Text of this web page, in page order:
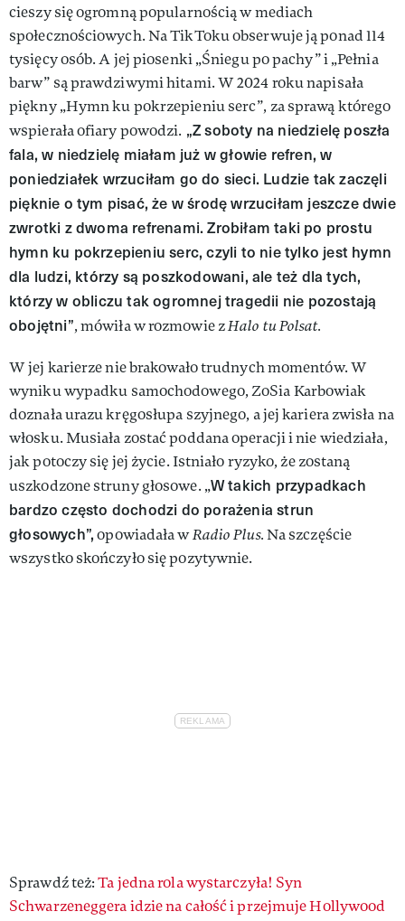
cieszy się ogromną popularnością w mediach
społecznościowych. Na TikToku obserwuje ją ponad 114
tysięcy osób. A jej piosenki „Śniegu po pachy” i „Pełnia
barw” są prawdziwymi hitami. W 2024 roku napisała
piękny „Hymn ku pokrzepieniu serc”, za sprawą którego
wspierała ofiary powodzi. „Z soboty na niedzielę poszła
fala, w niedzielę miałam już w głowie refren, w
poniedziałek wrzuciłam go do sieci. Ludzie tak zaczęli
pięknie o tym pisać, że w środę wrzuciłam jeszcze dwie
zwrotki z dwoma refrenami. Zrobiłam taki po prostu
hymn ku pokrzepieniu serc, czyli to nie tylko jest hymn
dla ludzi, którzy są poszkodowani, ale też dla tych,
którzy w obliczu tak ogromnej tragedii nie pozostają
obojętni”, mówiła w rozmowie zHalo tu Polsat.
W jej karierze nie brakowało trudnych momentów. W
wyniku wypadku samochodowego, ZoSia Karbowiak
doznała urazu kręgosłupa szyjnego, a jej kariera zwisła na
włosku. Musiała zostać poddana operacji i nie wiedziała,
jak potoczy się jej życie. Istniało ryzyko, że zostaną
uszkodzone struny głosowe. „W takich przypadkach
bardzo często dochodzi do porażenia strun
głosowych”,opowiadała wRadio Plus.Na szczęście
wszystko skończyło się pozytywnie.
Sprawdź też:Ta jedna rola wystarczyła! Syn
Schwarzeneggera idzie na całość i przejmuje Hollywood